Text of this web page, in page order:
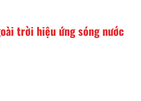
trời hiệu ứng sóng nước